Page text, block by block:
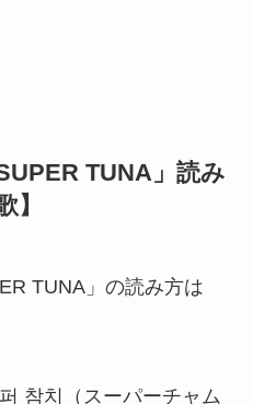
TUNA」読み
】
TUNA」の読み方は
참치（スーパーチャム